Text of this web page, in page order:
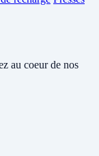
au coeur de nos